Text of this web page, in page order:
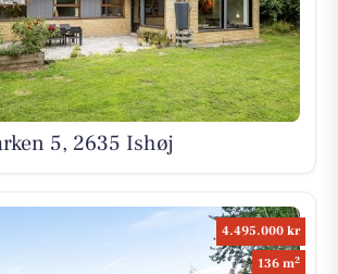
5, 2635 Ishøj
4.495.000 kr
136 m2